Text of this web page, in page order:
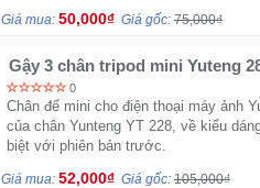
Giá mua: 50,000₫ Giá gốc: 75,000₫
Gậy 3 chân tripod mini Yuteng
0
Chân đế mini cho điện thoại máy ảnh
của chân Yunteng YT 228, về kiểu
biệt với phiên bản trước.
Giá mua: 52,000₫ Giá gốc: 105,000₫